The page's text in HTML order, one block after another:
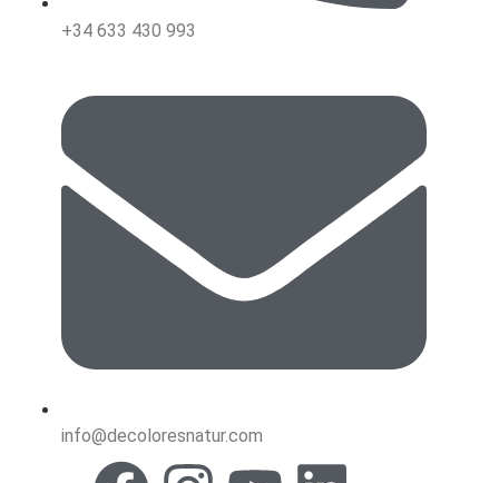
+34 633 430 993
info@decoloresnatur.com